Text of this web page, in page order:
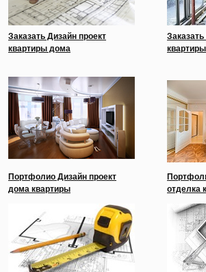
Заказать Дизайн проект
квартиры дома
Портфолио Дизайн проект
дома квартиры
отделка